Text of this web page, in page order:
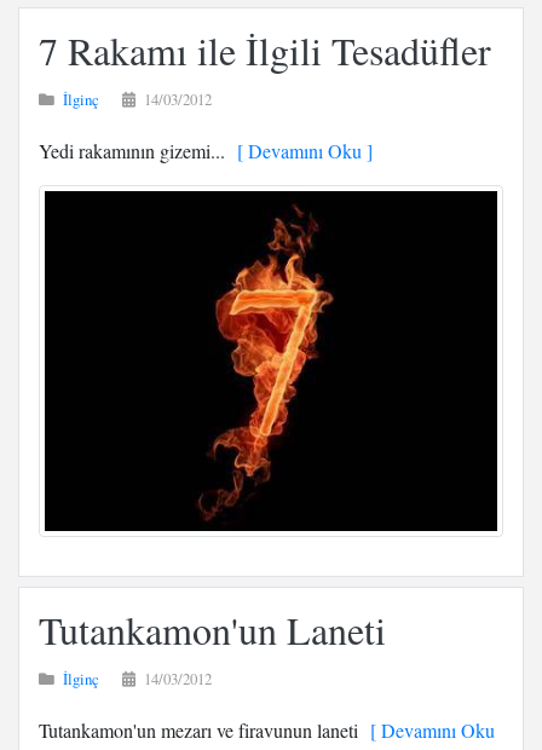
7 Rakamı ile İlgili Tesadüfler
İlginç 14/03/2012
Yedi rakamının gizemi... [ Devamını Oku ]
Tutankamon'un Laneti
İlginç 14/03/2012
Tutankamon'un mezarı ve firavunun laneti [ Devamını Oku